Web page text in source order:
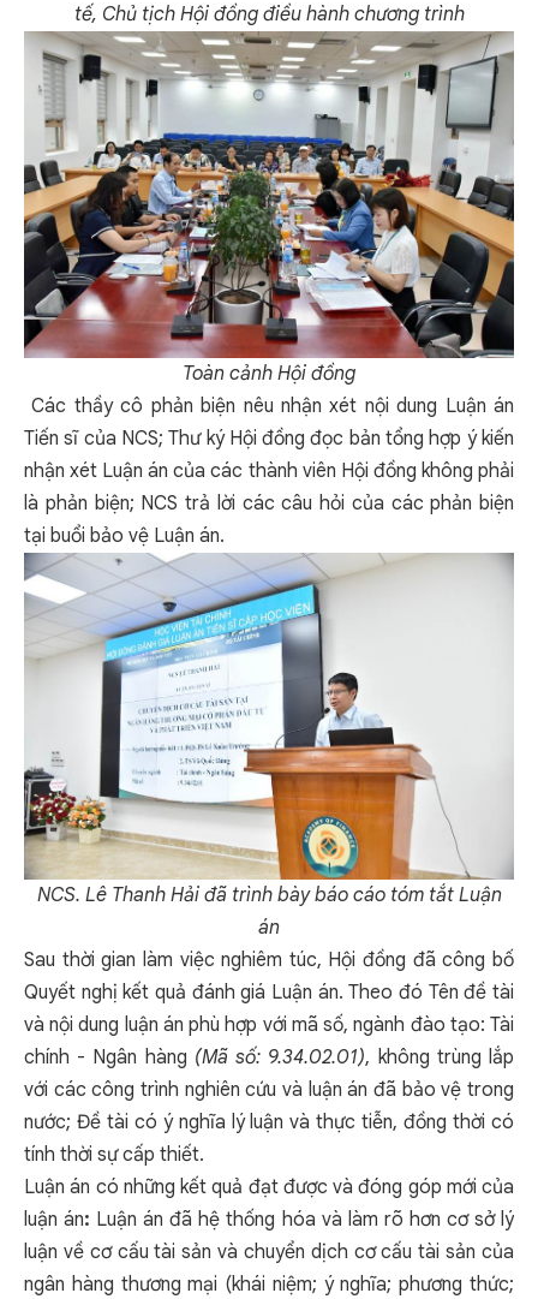
tế, Chủ tịch Hội đồng điều hành chương trình
Toàn cảnh Hội đồng
Các thầy cô phản biện nêu nhận xét nội dung Luận án
Tiến sĩ của NCS; Thư ký Hội đồng đọc bản tổng hợp ý kiến
nhận xét Luận án của các thành viên Hội đồng không phải
là phản biện; NCS trả lời các câu hỏi của các phản biện
tại buổi bảo vệ Luận án.
NCS. Lê Thanh Hải đã trình bày báo cáo tóm tắt Luận
án
Sau thời gian làm việc nghiêm túc, Hội đồng đã công bố
Quyết nghị kết quả đánh giá Luận án. Theo đó Tên đề tài
và nội dung luận án phù hợp với mã số, ngành đào tạo: Tài
chính - Ngân hàng (Mã số: 9.34.02.01), không trùng lắp
với các công trình nghiên cứu và luận án đã bảo vệ trong
nước; Đề tài có ý nghĩa lý luận và thực tiễn, đồng thời có
tính thời sự cấp thiết.
Luận án có những kết quả đạt được và đóng góp mới của
luận án: Luận án đã hệ thống hóa và làm rõ hơn cơ sở lý
luận về cơ cấu tài sản và chuyển dịch cơ cấu tài sản của
ngân hàng thương mại (khái niệm; ý nghĩa; phương thức;